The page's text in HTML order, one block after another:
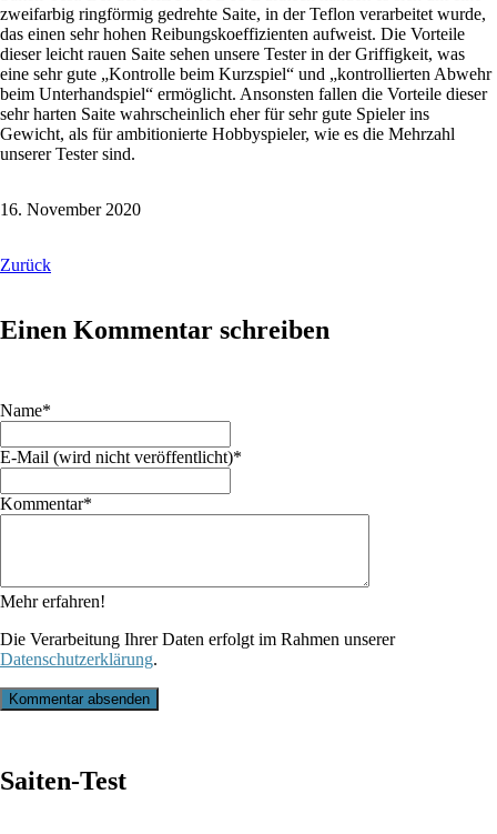
zweifarbig ringförmig gedrehte Saite, in der Teflon verarbeitet wurde,
das einen sehr hohen Reibungskoeffizienten aufweist. Die Vorteile
dieser leicht rauen Saite sehen unsere Tester in der Griffigkeit, was
eine sehr gute „Kontrolle beim Kurzspiel“ und „kontrollierten Abwehr
beim Unterhandspiel“ ermöglicht. Ansonsten fallen die Vorteile dieser
sehr harten Saite wahrscheinlich eher für sehr gute Spieler ins
Gewicht, als für ambitionierte Hobbyspieler, wie es die Mehrzahl
unserer Tester sind.
16. November 2020
Zurück
Einen Kommentar schreiben
Pflichtfeld
Name*
Pflichtfeld
E-Mail (wird nicht veröffentlicht)*
Pflichtfeld
Kommentar*
Mehr erfahren!
Die Verarbeitung Ihrer Daten erfolgt im Rahmen unserer
Datenschutzerklärung.
Kommentar absenden
Saiten-Test